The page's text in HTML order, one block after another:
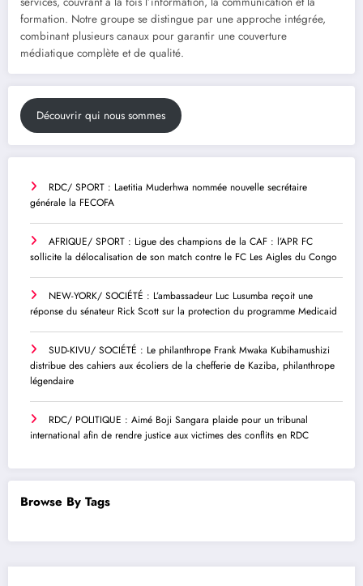
formation. Notre groupe se distingue par une approche intégrée,
combinant plusieurs canaux pour garantir une couverture
médiatique complète et de qualité.
Découvrir qui nous sommes
RDC/ SPORT : Laetitia Muderhwa nommée nouvelle secrétaire
générale la FECOFA
AFRIQUE/ SPORT : Ligue des champions de la CAF : l’APR FC
sollicite la délocalisation de son match contre le FC Les Aigles du Congo
NEW-YORK/ SOCIÉTÉ : L’ambassadeur Luc Lusumba reçoit une
réponse du sénateur Rick Scott sur la protection du programme Medicaid
SUD-KIVU/ SOCIÉTÉ : Le philanthrope Frank Mwaka Kubihamushizi
distribue des cahiers aux écoliers de la chefferie de Kaziba, philanthrope
légendaire
RDC/ POLITIQUE : Aimé Boji Sangara plaide pour un tribunal
international afin de rendre justice aux victimes des conflits en RDC
Browse By Tags